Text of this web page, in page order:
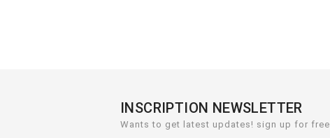
INSCRIPTION NEWSLETTER
Wants to get latest updates! sign up for free.